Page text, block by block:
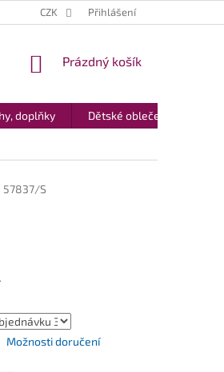
CZK Přihlášení
NÁKUPNÍ
Prázdný košík
doplňky Dětské oblečení
57837/S
Možnosti doručení